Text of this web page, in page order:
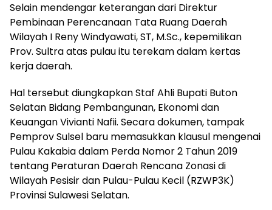
Selain mendengar keterangan dari Direktur
Pembinaan Perencanaan Tata Ruang Daerah
Wilayah I Reny Windyawati, ST, M.Sc., kepemilikan
Prov. Sultra atas pulau itu terekam dalam kertas
kerja daerah.
Hal tersebut diungkapkan Staf Ahli Bupati Buton
Selatan Bidang Pembangunan, Ekonomi dan
Keuangan Vivianti Nafii. Secara dokumen, tampak
Pemprov Sulsel baru memasukkan klausul mengenai
Pulau Kakabia dalam Perda Nomor 2 Tahun 2019
tentang Peraturan Daerah Rencana Zonasi di
Wilayah Pesisir dan Pulau-Pulau Kecil (RZWP3K)
Provinsi Sulawesi Selatan.